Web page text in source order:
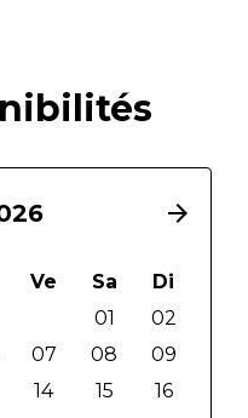
arrow_forward
Ve Sa
Di
01
02
07 08
09
14 15
16